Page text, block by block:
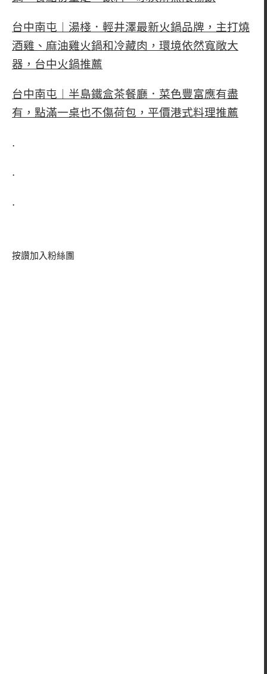
台中南屯︱湯棧．輕井澤最新火鍋品牌，主打燒
酒雞、麻油雞火鍋和冷藏肉，環境依然寬敞大
器，台中火鍋推薦
台中南屯︱半島鐵盒茶餐廳．菜色豐富應有盡
有，點滿一桌也不傷荷包，平價港式料理推薦
.
.
.
按讚加入粉絲團